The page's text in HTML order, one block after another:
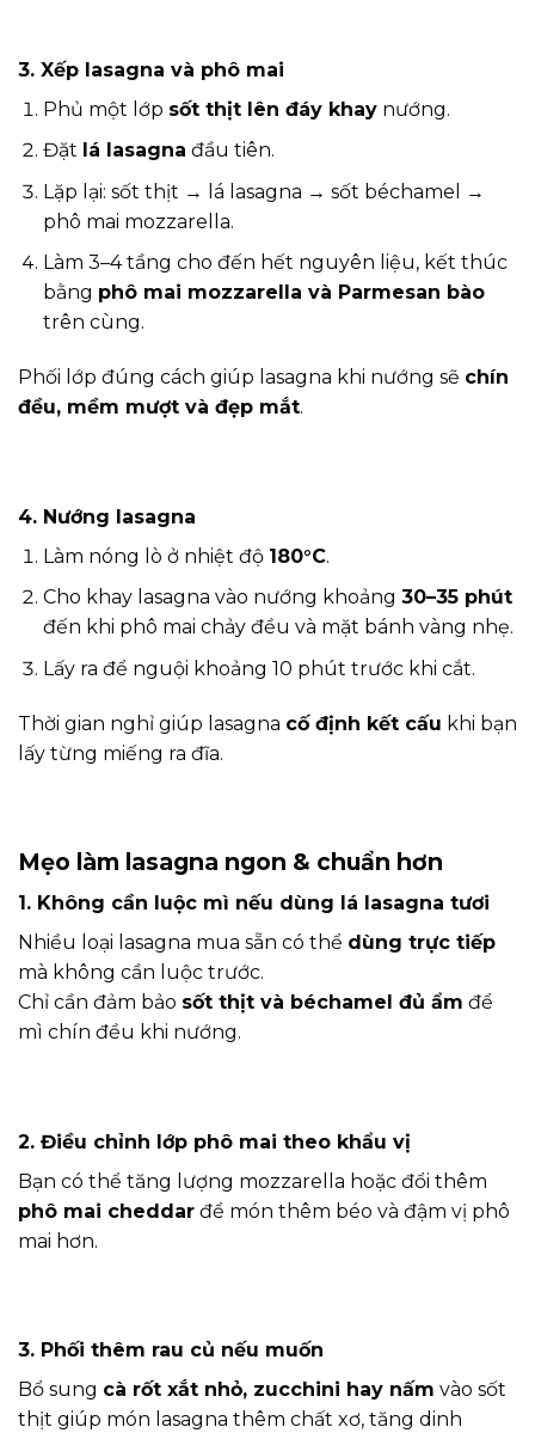
3. Xếp lasagna và phô mai
Phủ một lớp sốt thịt lên đáy khaynướng.
Đặt lá lasagna đầu tiên.
Lặp lại: sốt thịt → lá lasagna → sốt béchamel →
phô mai mozzarella.
Làm 3–4 tầng cho đến hết nguyên liệu, kết thúc
bằng phô mai mozzarella và Parmesan bào
trên cùng.
Phối lớp đúng cách giúp lasagna khi nướng sẽ chín
đều, mềm mượt và đẹp mắt.
4. Nướng lasagna
Làm nóng lò ở nhiệt độ 180°C.
Cho khay lasagna vào nướng khoảng 30–35 phút
đến khi phô mai chảy đều và mặt bánh vàng nhẹ.
Lấy ra để nguội khoảng 10 phút trước khi cắt.
Thời gian nghỉ giúp lasagna cố định kết cấu khi bạn
lấy từng miếng ra đĩa.
Mẹo làm lasagna ngon & chuẩn hơn
1. Không cần luộc mì nếu dùng lá lasagna tươi
Nhiều loại lasagna mua sẵn có thể dùng trực tiếp
mà không cần luộc trước.
Chỉ cần đảm bảo sốt thịt và béchamel đủ ẩm để
mì chín đều khi nướng.
2. Điều chỉnh lớp phô mai theo khẩu vị
Bạn có thể tăng lượng mozzarella hoặc đổi thêm
phô mai cheddar để món thêm béo và đậm vị phô
mai hơn.
3. Phối thêm rau củ nếu muốn
Bổ sung cà rốt xắt nhỏ, zucchini hay nấm vào sốt
thịt giúp món lasagna thêm chất xơ, tăng dinh